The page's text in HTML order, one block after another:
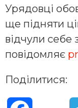
Урядовці
ще підняти
відчули
повідомляє
Поділитися: